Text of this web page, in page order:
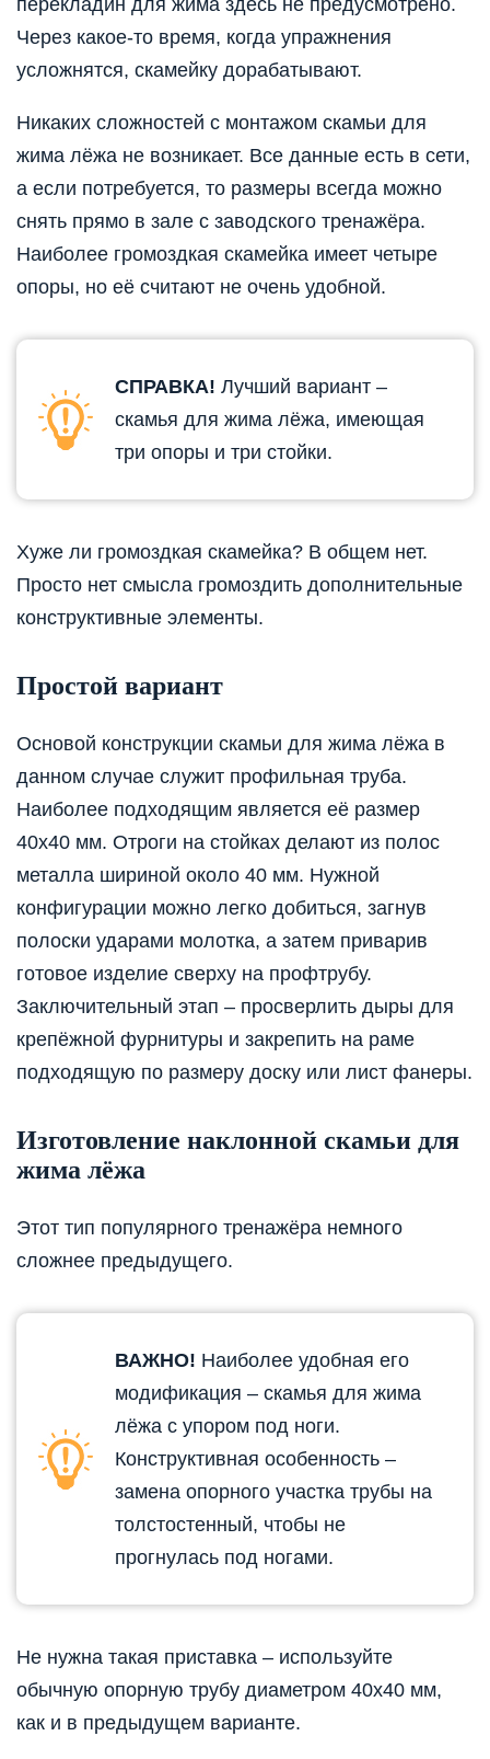
перекладин для жима здесь не предусмотрено.
Через какое-то время, когда упражнения
усложнятся, скамейку дорабатывают.
Никаких сложностей с монтажом скамьи для
жима лёжа не возникает. Все данные есть в сети,
а если потребуется, то размеры всегда можно
снять прямо в зале с заводского тренажёра.
Наиболее громоздкая скамейка имеет четыре
опоры, но её считают не очень удобной.
СПРАВКА! Лучший вариант –
скамья для жима лёжа, имеющая
три опоры и три стойки.
Хуже ли громоздкая скамейка? В общем нет.
Просто нет смысла громоздить дополнительные
конструктивные элементы.
Простой вариант
Основой конструкции скамьи для жима лёжа в
данном случае служит профильная труба.
Наиболее подходящим является её размер
40х40 мм. Отроги на стойках делают из полос
металла шириной около 40 мм. Нужной
конфигурации можно легко добиться, загнув
полоски ударами молотка, а затем приварив
готовое изделие сверху на профтрубу.
Заключительный этап – просверлить дыры для
крепёжной фурнитуры и закрепить на раме
подходящую по размеру доску или лист фанеры.
Изготовление наклонной скамьи для
жима лёжа
Этот тип популярного тренажёра немного
сложнее предыдущего.
ВАЖНО! Наиболее удобная его
модификация – скамья для жима
лёжа с упором под ноги.
Конструктивная особенность –
замена опорного участка трубы на
толстостенный, чтобы не
прогнулась под ногами.
Не нужна такая приставка – используйте
обычную опорную трубу диаметром 40х40 мм,
как и в предыдущем варианте.